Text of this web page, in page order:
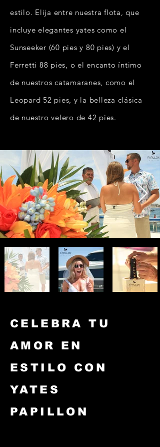
estilo. Elija entre nuestra flota, que
incluye elegantes yates como el
Sunseeker (60 pies y 80 pies) y el
Ferretti 88 pies, o el encanto íntimo
de nuestros catamaranes, como el
Leopard 52 pies, y la belleza clásica
de nuestro velero de 42 pies.
CELEBRA TU
AMOR EN
ESTILO CON
YATES
PAPILLON